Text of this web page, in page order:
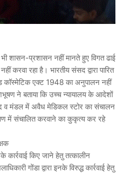
शासन-प्रशासन नहीं मानते हुए विगत ढाई
करवा रहा है। भारतीय संसद द्वारा पारित
कॉस्मेटिक एक्ट 1948 का अनुपालन नहीं
ने बताया कि उच्च न्यायालय के आदेशों
मंडल में अवैध मेडिकल स्टोर का संचालन
में संचालित करवाने का कुकृत्य कर रहे
किए जाने हेतु तत्कालीन
गोंडा द्वारा इनके विरुद्ध कार्रवाई हेतु